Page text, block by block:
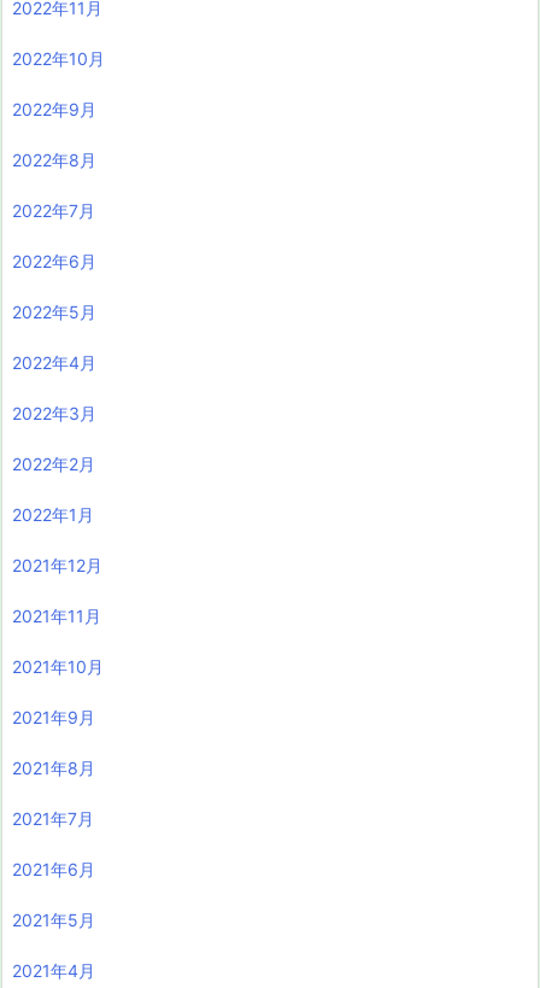
2022年11月
2022年10月
2022年9月
2022年8月
2022年7月
2022年6月
2022年5月
2022年4月
2022年3月
2022年2月
2022年1月
2021年12月
2021年11月
2021年10月
2021年9月
2021年8月
2021年7月
2021年6月
2021年5月
2021年4月